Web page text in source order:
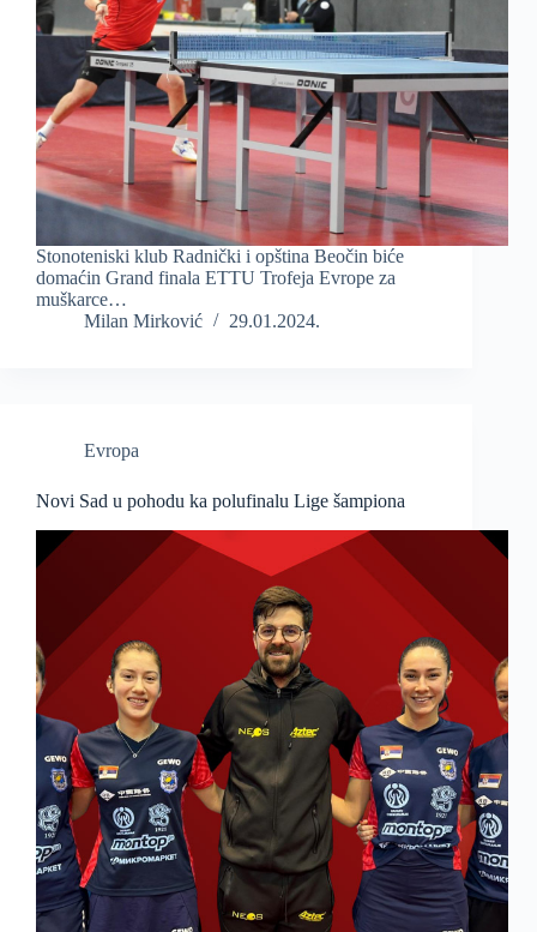
Stonoteniski klub Radnički i opština Beočin biće
domaćin Grand finala ETTU Trofeja Evrope za
muškarce…
Milan Mirković
29.01.2024.
Evropa
Novi Sad u pohodu ka polufinalu Lige šampiona